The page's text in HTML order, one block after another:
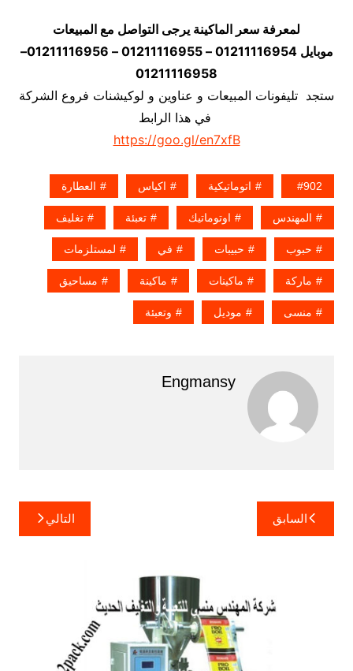
لمعرفة سعر الماكينة يرجى التواصل مع المبيعات
موبايل 01211116954 – 01211116955 – 01211116956–
01211116958
ستجد تليفونات المبيعات و عناوين و لوكيشنات فروع الشركة
في هذا الرابط
https://goo.gl/en7xfB
902 اتوماتيكية اكياس العطارة
المهندس اوتوماتيك تعبئة تغليف
حبوب حبيبات في لمستلزمات
ماركة ماكينات ماكينة مساحيق
منسى موديل وتعبئة
Engmansy
تصفّح
المقالات
السابق التالي